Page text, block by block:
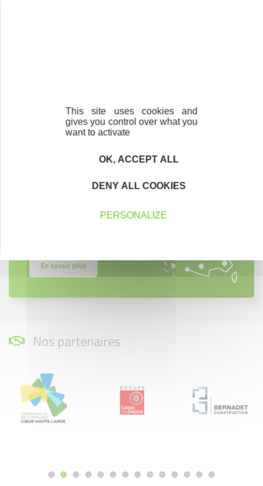
Contactez-nous ! Cliquez ici
Créateurs, repreneurs, vos interlocuteurs en
En savoir plus
Nos partenaires
This site uses cookies and
gives you control over what you
want to activate
OK, ACCEPT ALL
DENY ALL COOKIES
PERSONALIZE